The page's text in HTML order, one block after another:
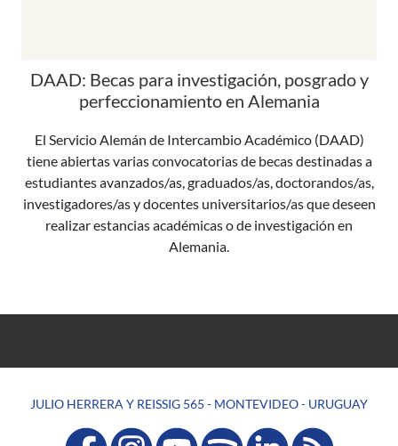
DAAD: Becas para investigación, posgrado y
perfeccionamiento en Alemania
El Servicio Alemán de Intercambio Académico (DAAD)
tiene abiertas varias convocatorias de becas destinadas a
estudiantes avanzados/as, graduados/as, doctorandos/as,
investigadores/as y docentes universitarios/as que deseen
realizar estancias académicas o de investigación en
Alemania.
JULIO HERRERA Y REISSIG 565 - MONTEVIDEO - URUGUAY